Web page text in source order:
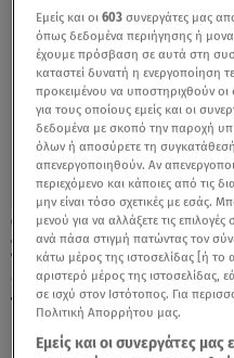
06.06.23, 15:13
Σιαμπάνη-
επώνυμοι που πήγαν
τους
Εμείς και οι603 συνεργάτες μας
όπως δεδομένα περιήγησης ή
έχουμε πρόσβαση σε αυτά στη
καταστεί δυνατή η ενεργοποίηση
προκειμένου να υποστηριχθούν
για τους οποίους εμείς και οι
δεδομένα με σκοπό την παροχή
όλων ή αποσύρετε τη συγκατάθεσή
απενεργοποιηθούν. Αν
περιεχόμενο και κάποιες από τις
μην είναι τόσο σχετικές με εσάς.
μενού για να αλλάξετε τις
ανά πάσα στιγμή πατώντας τον
κάτω μέρος της ιστοσελίδας [ή το
αριστερό μέρος της ιστοσελίδας,
σε ισχύ στον Ιστότοπος. Για
Πολιτική Απορρήτου μας.
Εμείς και οι συνεργάτες